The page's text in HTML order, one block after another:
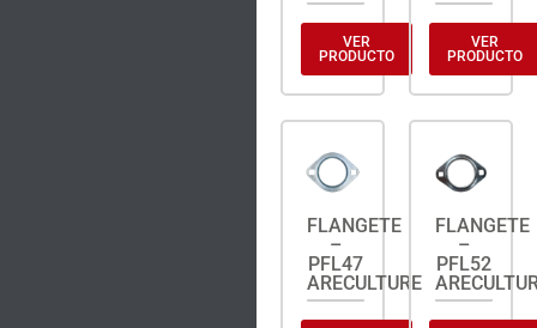
VER
PRODUCTO
VER
PRODUCTO
FLANGETE
–
PFL47
ARECULTURE
FLANGETE
–
PFL52